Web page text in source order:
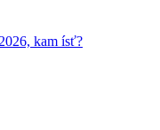
kam ísť?